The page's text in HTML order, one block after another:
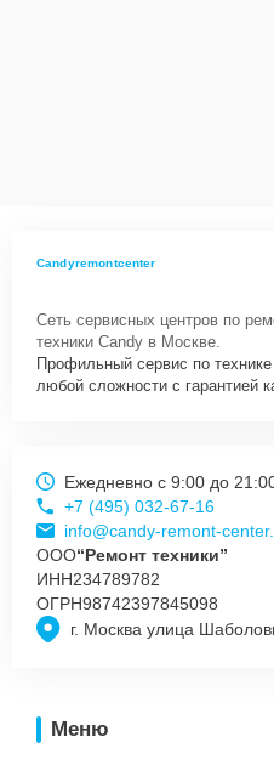
Candyremontcenter
Сеть сервисных центров по
техники Candy в Москве.
Профильный сервис по
любой сложности с гарантией
г. Москва улица
Ежедневно с 9:00 до
+7 (495) 032-67-16
info@candy-remont-
ООО“Ремонт техники”
ИНН234789782
ОГРН98742397845098
Меню